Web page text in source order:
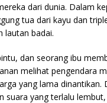
dari dunia. Dalam
tua dari kayu dan
lautan badai.
dan seorang ibu
melihat pengendara
yang lama
suara yang terlalu